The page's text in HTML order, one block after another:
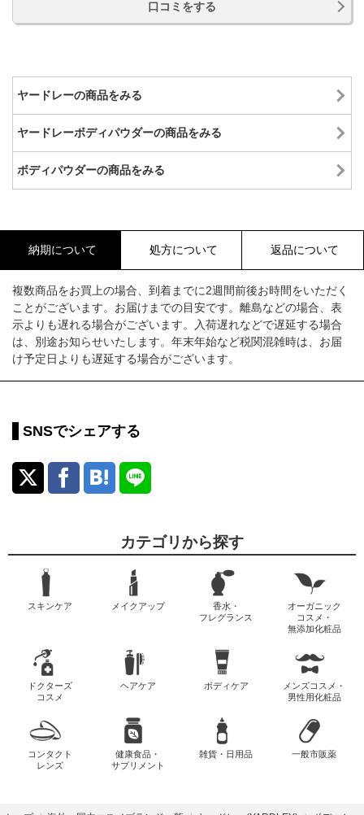
口コミをする
ヤードレーの商品をみる
ヤードレーボディパウダーの商品をみる
ボディパウダーの商品をみる
納期について 処方について 返品について
複数商品をお買上の場合、到着までに2週間前後お時間をいただく
ことがございます。お届けまでの目安です。離島などの場合、表
示よりも遅れる場合がございます。入荷遅れなどで遅延する場合
は、別途お知らせいたします。年末年始など税関混雑時は、お届
け予定日よりも遅延する場合がございます。
SNSでシェアする
カテゴリから探す
スキンケア メイクアップ
香水・
フレグランス
オーガニック
コスメ・
無添加化粧品
ドクターズ
コスメ
ヘアケア ボディケア
メンズコスメ・
男性用化粧品
コンタクト
レンズ
健康食品・
サプリメント
雑貨・日用品 一般市販薬